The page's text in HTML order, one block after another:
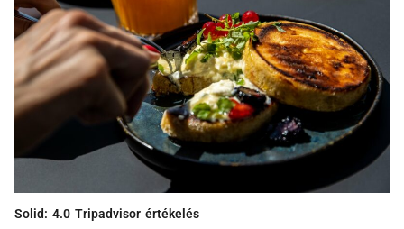
Solid: 4.0 Tripadvisor értékelés